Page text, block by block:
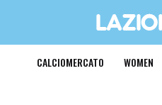
CALCIOMERCATO WOMEN